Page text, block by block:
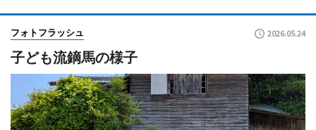
フォトフラッシュ 2026.05.24
子ども流鏑馬の様子